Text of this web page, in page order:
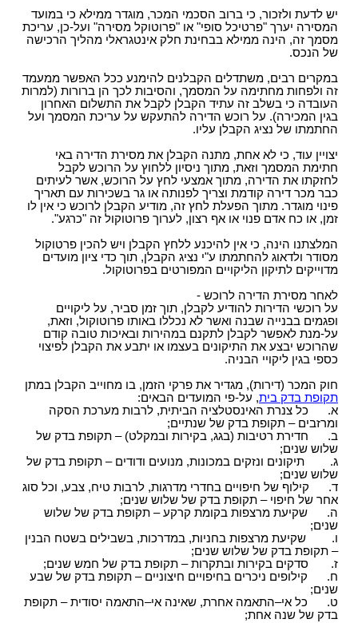
יש לדעת ולזכור, כי ברוב הסכמי המכר, מוגדר ממילא כי במועד
המסירה יערך "פרטיכל סופי" או "פרוטוקל מסירה" ועל-כן, עריכת
מסמך זה, הינה ממילא בבחינת חלק אינטגראלי מהליך הרכישה
של הנכס.
במקרים רבים, משתדלים הקבלנים להימנע ככל האפשר ממעמד
זה ולפחות מחתימה על המסמך, והסיבות לכך הן ברורות (למרות
העובדה כי בשלב זה עתיד הקבלן לקבל את התשלום האחרון
בגין המכירה). על רוכש הדירה להתעקש על עריכת המסמך ועל
החתמתו של נציג הקבלן עליו.
יצויין עוד, כי לא אחת, מתנה הקבלן את מסירת הדירה באי
חתימת המסמך וזאת, מתוך ניסיון ללחוץ על הרוכש לקבל
לחזקתו את הדירה, מתוך אמצעי לחץ על הרוכש, אשר לעיתים
כבר מכר דירה קודמת וצריך לפנותה או גר בשכירות עם תאריך
פינוי מוגדר. מתוך הפעלת לחץ זה, מודיע הקבלן לרוכש כי אין לו
זמן, או כח אדם פנוי או אף רצון, לערוך פרוטוקול זה "כרגע".
המלצתנו הינה, כי אין להיכנע ללחץ הקבלן ויש להכין פרטוקול
מסודר ולדאוג להחתמתו ע"י נציג הקבלן, תוך כדי ציון מועדים
מדוייקים לתיקון הליקויים המפורטים בפרוטוקול.
לאחר מסירת הדירה לרוכש -
על רוכשי הדירות להודיע לקבלן, תוך זמן סביר, על ליקויים
ופגמים בבנייה שבנה ואשר לא נכללו באותו פרוטוקול, וזאת,
על-מנת לאפשר לקבלן לתקנם במהירות ובאיכות טובה קודם
שהרוכש יבצע את התיקונים בעצמו או יתבע את הקבלן לפיצוי
כספי בגין ליקויי הבניה.
חוק המכר (דירות), מגדיר את פרקי הזמן, בו מחוייב הקבלן במתן
תקופת בדק בית, על-פי המועדים הבאים:
א. כל צנרת האינסטלציה הביתית, לרבות מערכת הסקה
ומרזבים – תקופת בדק של שנתיים;
ב. חדירת רטיבות (בגג, בקירות ובמקלט) – תקופת בדק של
שלוש שנים;
ג. תיקונים ונזקים במכונות, מנועים ודודים – תקופת בדק של
שלוש שנים;
ד. קילוף של חיפויים בחדרי מדרגות, לרבות טיח, צבע, וכל סוג
אחר של חיפוי – תקופת בדק של שלוש שנים;
ה. שקיעת מרצפות בקומת קרקע – תקופת בדק של שלוש
שנים;
ו. שקיעת מרצפות בחניות, במדרכות, בשבילים בשטח הבנין
– תקופת בדק של שלוש שנים;
ז. סדקים בקירות ובתקרות – תקופת בדק של חמש שנים;
ח. קילופים ניכרים בחיפויים חיצוניים – תקופת בדק של שבע
שנים;
ט. כל אי–התאמה אחרת, שאינה אי–התאמה יסודית – תקופת
בדק של שנה אחת;